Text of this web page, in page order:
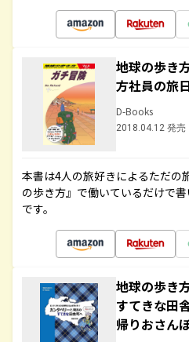
地球の歩き
方社員の旅
D-Books
2018.04.12 発売
本書は4人の旅好きによるただの
の歩き方』で働いているだけで
です。
地球の歩き
すてきな田
帰りおさん